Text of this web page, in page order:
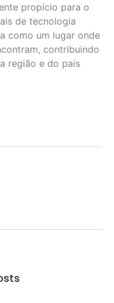
propício para o
de tecnologia
como um lugar onde
contribuindo
região e do país